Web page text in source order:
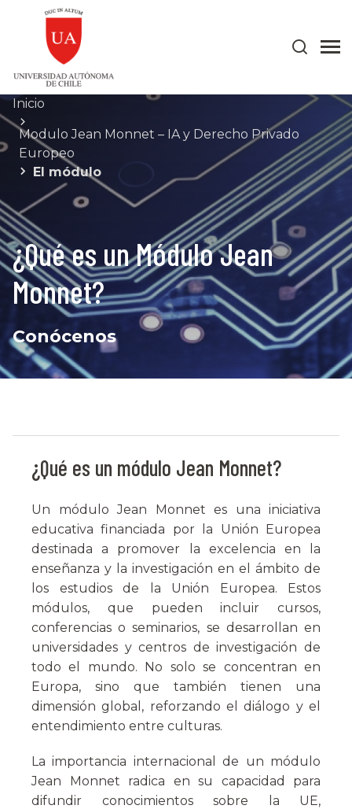
Inicio
Modulo Jean Monnet – IA y Derecho Privado
Europeo
El módulo
¿Qué es un Módulo Jean
Monnet?
Conócenos
¿Qué es un módulo Jean Monnet?
Un módulo Jean Monnet es una iniciativa
educativa financiada por la Unión Europea
destinada a promover la excelencia en la
enseñanza y la investigación en el ámbito de
los estudios de la Unión Europea. Estos
módulos, que pueden incluir cursos,
conferencias o seminarios, se desarrollan en
universidades y centros de investigación de
todo el mundo. No solo se concentran en
Europa, sino que también tienen una
dimensión global, reforzando el diálogo y el
entendimiento entre culturas.
La importancia internacional de un módulo
Jean Monnet radica en su capacidad para
difundir conocimientos sobre la UE,